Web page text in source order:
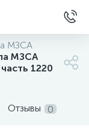
МЗСА
МЗСА
1220
Отзывы 0